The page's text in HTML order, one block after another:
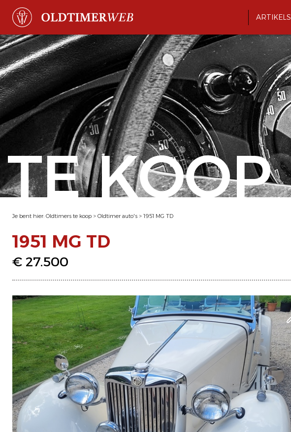
ARTIKELS
TE KOOP
Je bent hier: Oldtimers te koop > Oldtimer auto's > 1951 MG TD
1951 MG TD
€ 27.500